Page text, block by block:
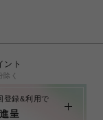
ント
く
登録&利用で
呈